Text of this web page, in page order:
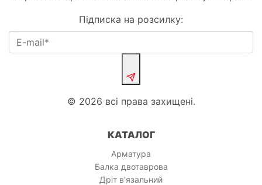
Підписка на розсилку:
© 2026 всі права захищені.
КАТАЛОГ
Арматура
Балка двотаврова
Дріт в'язальний